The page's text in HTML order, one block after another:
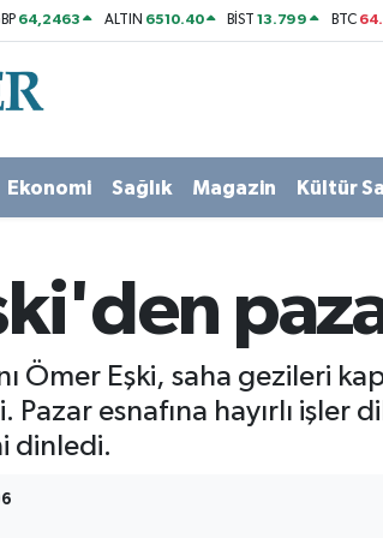
64,2463 ALTIN 6510.40 BİST13.799 BTC
Ekonomi Sağlık Magazin Kültür
Ömer Eşki, saha gezileri
esnafına hayırlı işler
dinledi.